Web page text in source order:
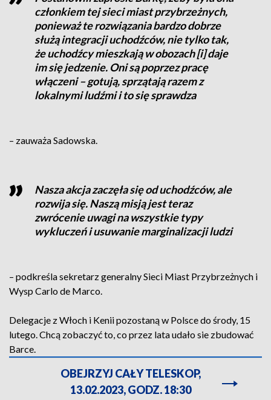
członkiem tej sieci miast przybrzeżnych,
ponieważ te rozwiązania bardzo dobrze
służą integracji uchodźców, nie tylko tak,
że uchodźcy mieszkają w obozach [i] daje
im się jedzenie. Oni są poprzez pracę
włączeni – gotują, sprzątają razem z
lokalnymi ludźmi i to się sprawdza
– zauważa Sadowska.
Nasza akcja zaczęła się od uchodźców, ale
rozwija się. Naszą misją jest teraz
zwrócenie uwagi na wszystkie typy
wykluczeń i usuwanie marginalizacji ludzi
– podkreśla sekretarz generalny Sieci Miast Przybrzeżnych i
Wysp Carlo de Marco.
Delegacje z Włoch i Kenii pozostaną w Polsce do środy, 15
lutego. Chcą zobaczyć to, co przez lata udało sie zbudować
Barce.
OBEJRZYJ CAŁY TELESKOP,
13.02.2023, GODZ. 18:30